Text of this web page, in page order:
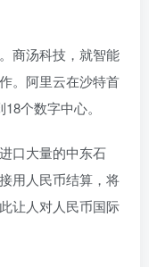
商汤科技，就智能
。阿里云在沙特首
个数字中心。
口大量的中东石
用人民币结算，将
让人对人民币国际